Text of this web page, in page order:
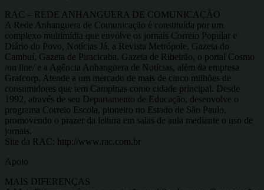
RAC – REDE ANHANGUERA DE COMUNICAÇÃO
A Rede Anhanguera de Comunicação é constituída por um
complexo multimídia que envolve os jornais Correio Popular e
Diário do Povo, Notícias Já, a Revista Metrópole, Gazeta do
Cambuí, Gazeta de Piracicaba, Gazeta de Ribeirão, o portal Cosmo
/on line/ e a Agência Anhangüera de Notícias, além da empresa
Grafcorp. Atende a um mercado de mais de cinco milhões de
consumidores que tem Campinas como cidade principal. Desde
1992, através de seu Departamento de Educação, desenvolve o
programa Correio Escola, pioneiro no Estado de São Paulo,
promovendo o prazer da leitura em salas de aula mediante o uso de
jornais.
Site da RAC: http://www.rac.com.br
Apoio
MAIS DIFERENÇAS